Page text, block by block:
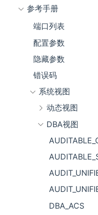
参考手册
端口列表
配置参数
隐藏参数
错误码
系统视图
动态视图
DBA视图
DBA_ACS